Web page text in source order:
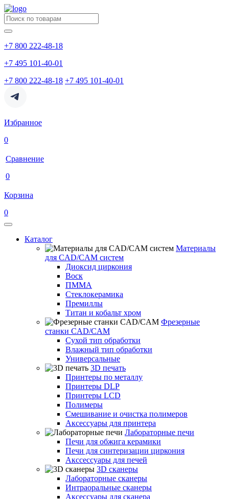
+7 800 222-48-18
+7 495 101-40-01
+7 800 222-48-18 +7 495 101-40-01
Избранное
0
Сравнение
0
Корзина
0
Каталог
Материалы
для CAD/CAM систем
Диоксид циркония
Воск
ПММА
Стеклокерамика
Премиллы
Титан и кобальт хром
Фрезерные
станки CAD/CAM
Сухой тип обработки
Влажный тип обработки
Универсальные
3D печать
Принтеры по металлу
Принтеры DLP
Принтеры LCD
Полимеры
Смешивание и очистка полимеров
Аксессуары для принтера
Лабораторные печи
Печи для обжига керамики
Печи для синтеризации циркония
Акссессуары для печей
3D сканеры
Лабораторные сканеры
Интраоральные сканеры
Аксессуары для сканера